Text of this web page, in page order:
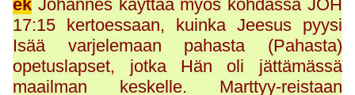
ek Johannes käyttää myös kohdassa JOH
17:15 kertoessaan, kuinka Jeesus pyysi
Isää varjelemaan pahasta (Pahasta)
opetuslapset, jotka Hän oli jättämässä
maailman keskelle. Marttyy-reistaan